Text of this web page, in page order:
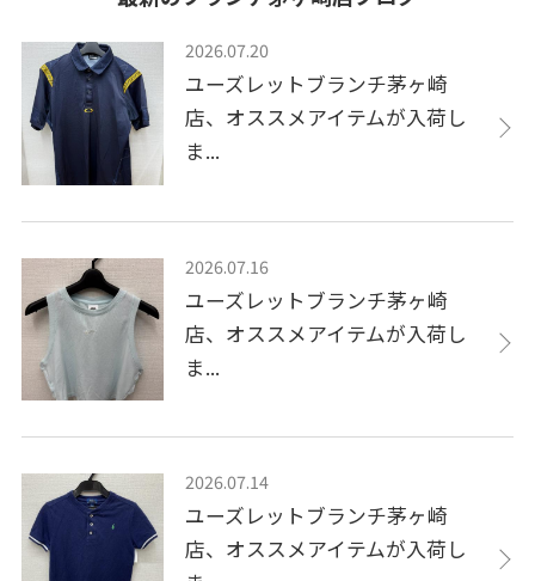
2026.07.20
ユーズレットブランチ茅ヶ崎
店、オススメアイテムが入荷し
ま...
2026.07.16
ユーズレットブランチ茅ヶ崎
店、オススメアイテムが入荷し
ま...
2026.07.14
ユーズレットブランチ茅ヶ崎
店、オススメアイテムが入荷し